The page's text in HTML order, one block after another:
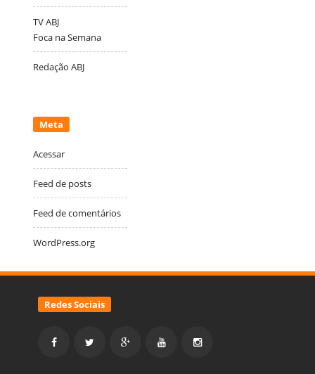
TV ABJ
Foca na Semana
Redação ABJ
Meta
Acessar
Feed de posts
Feed de comentários
WordPress.org
Redes Sociais